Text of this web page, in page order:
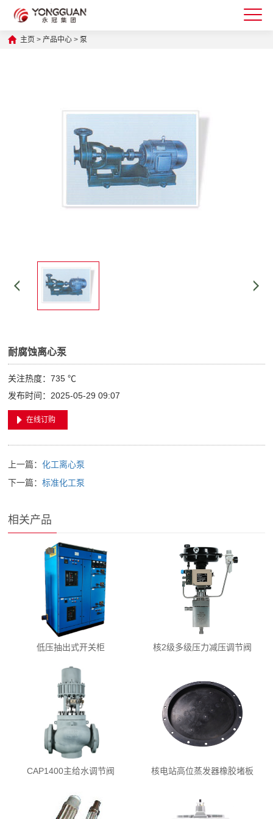
主页 >产品中心 >泵
耐腐蚀离心泵
关注热度：735 ℃
发布时间：2025-05-29 09:07
在线订购
上一篇：化工离心泵
下一篇：标准化工泵
相关产品
低压抽出式开关柜 核2级多级压力减压调节阀
CAP1400主给水调节阀 核电站高位蒸发器橡胶堵板